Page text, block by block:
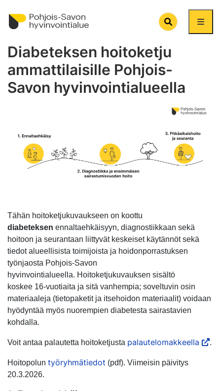
Search
Diabeteksen hoitoketju
ammattilaisille Pohjois-
Savon hyvinvointialueella
Tähän hoitoketjukuvaukseen on koottu
diabeteksen ennaltaehkäisyyn, diagnostiikkaan sekä
hoitoon ja seurantaan liittyvät keskeiset käytännöt sekä
tiedot alueellisista toimijoista ja hoidonporrastuksen
työnjaosta Pohjois-Savon
hyvinvointialueella. Hoitoketjukuvauksen sisältö
koskee 16-vuotiaita ja sitä vanhempia; soveltuvin osin
materiaaleja (tietopaketit ja itsehoidon materiaalit) voidaan
hyödyntää myös nuorempien diabetesta sairastavien
kohdalla.
Voit antaa palautetta hoitoketjusta palautelomakkeella .
Hoitopolun työryhmätiedot (pdf). Viimeisin päivitys
20.3.2026.